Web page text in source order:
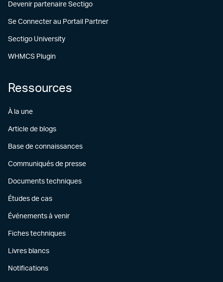
Devenir partenaire Sectigo
Se Connecter au Portail Partner
Sectigo University
WHMCS Plugin
Ressources
À la une
Article de blogs
Base de connaissances
Communiqués de presse
Documents techniques
Études de cas
Événements à venir
Fiches techniques
Livres blancs
Notifications